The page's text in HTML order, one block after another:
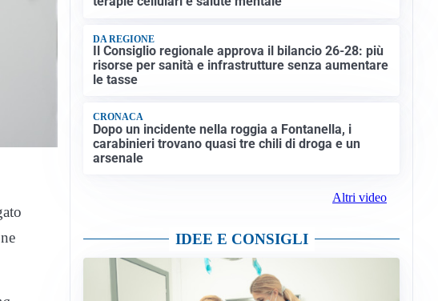
DA REGIONE
Il Consiglio regionale approva il bilancio 26-28: più
risorse per sanità e infrastrutture senza aumentare
le tasse
CRONACA
Dopo un incidente nella roggia a Fontanella, i
carabinieri trovano quasi tre chili di droga e un
arsenale
Altri video
IDEE E CONSIGLI